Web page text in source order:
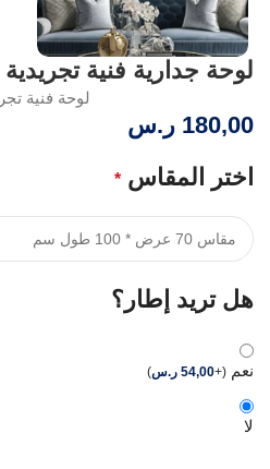
لوحة جدارية فنية تجريدية
لوحة فنية
180,00 ر.س
اختر المقاس *
هل تريد إطار؟
نعم (
+
54,00 ر.س)
لا